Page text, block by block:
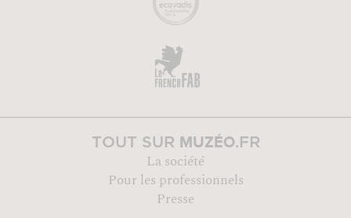
TOUT SUR MUZÉO.FR
La société
Pour les professionnels
Presse